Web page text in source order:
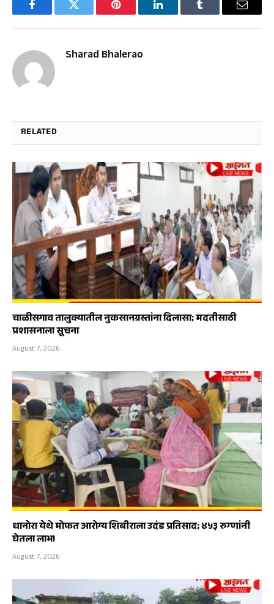
FacebookTwitter Pinterest LinkedInTumblr Email
Sharad Bhalerao
RELATED
चाळीसगाव तालुक्यातील नुकसानग्रस्तांना दिलासा; मदतीसाठी
प्रशासनाला सूचना
August 7, 2026
धानोरा येथे मोफत आरोग्य शिबीराला उदंड प्रतिसाद; ४५३ रुग्णांनी
घेतला लाभ!
August 7, 2026